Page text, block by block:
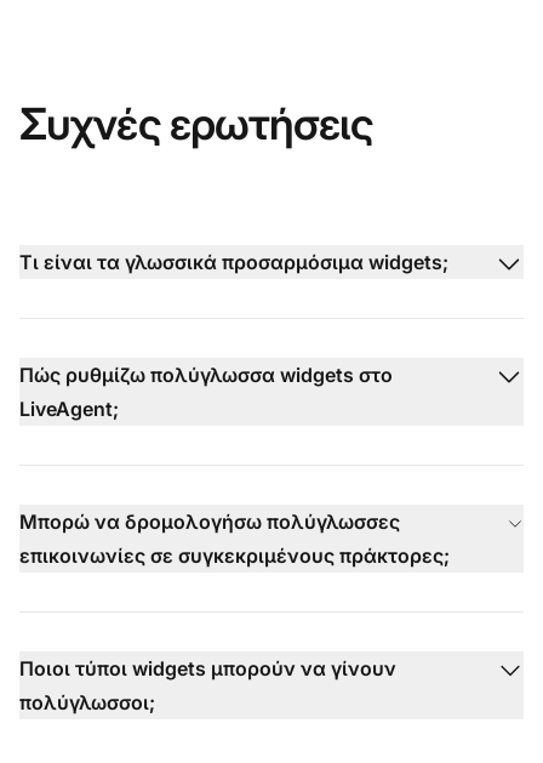
Συχνές ερωτήσεις
Τι είναι τα γλωσσικά προσαρμόσιμα widgets;
Πώς ρυθμίζω πολύγλωσσα widgets στο
LiveAgent;
Μπορώ να δρομολογήσω πολύγλωσσες
επικοινωνίες σε συγκεκριμένους πράκτορες;
Ποιοι τύποι widgets μπορούν να γίνουν
πολύγλωσσοι;